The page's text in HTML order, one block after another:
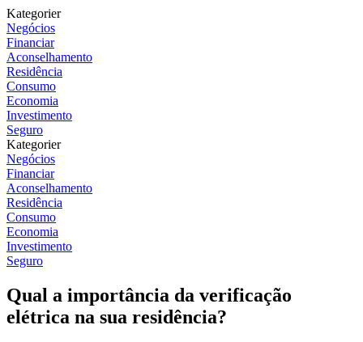
Kategorier
Negócios
Financiar
Aconselhamento
Residência
Consumo
Economia
Investimento
Seguro
Kategorier
Negócios
Financiar
Aconselhamento
Residência
Consumo
Economia
Investimento
Seguro
Qual a importância da verificação
elétrica na sua residência?